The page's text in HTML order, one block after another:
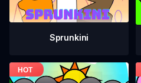
Sprunkini